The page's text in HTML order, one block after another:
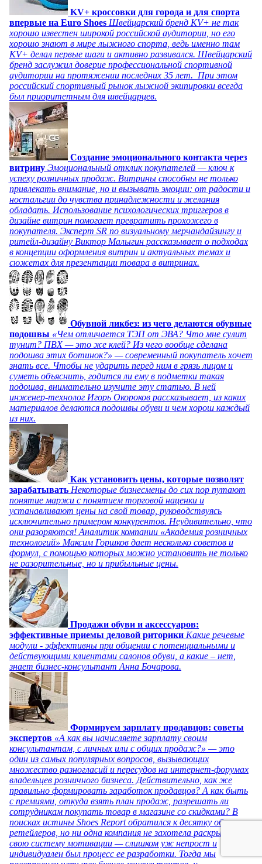
KV+ кроссовки для города и для спорта
впервые на Euro Shoes Швейцарский бренд KV+ не так
хорошо известен широкой российской аудитории, но его
хорошо знают в мире лыжного спорта, ведь именно там
KV+ делал первые шаги и активно развивался. Швейцарский
бренд заслужил доверие профессиональной спортивной
аудитории на протяжении последних 35 лет. При этом
российский спортивный рынок лыжной экипировки всегда
был приоритетным для швейцарцев.
Создание эмоционального контакта через
витрину Эмоциональный отклик покупателей — ключ к
успеху розничных продаж. Витрины способны не только
привлекать внимание, но и вызывать эмоции: от радости и
ностальгии до чувства принадлежности и желания
обладать. Использование психологических триггеров в
дизайне витрин помогает превратить прохожего в
покупателя. Эксперт SR по визуальному мерчандайзингу и
ритейл-дизайну Виктор Малыгин рассказывает о подходах
в концепции оформления витрин и актуальных темах и
сюжетах для презентации товара в витринах.
Обувной ликбез: из чего делаются обувные
подошвы «Чем отличается ТЭП от ЭВА? Что мне сулит
тунит? ПВХ — это же клей? Из чего вообще сделана
подошва этих ботинок?» — современный покупатель хочет
знать все. Чтобы не ударить перед ним в грязь лицом и
суметь объяснить, годится ли ему в подметки такая
подошва, внимательно изучите эту статью. В ней
инженер-технолог Игорь Окороков рассказывает, из каких
материалов делаются подошвы обуви и чем хорош каждый
из них.
Как установить цены, которые позволят
зарабатывать Некоторые бизнесмены до сих пор путают
понятие маржи с понятием торговой наценки и
устанавливают цены на свой товар, руководствуясь
исключительно примером конкурентов. Неудивительно, что
они разоряются! Аналитик компании «Академия розничных
технологий» Максим Горшков дает несколько советов и
формул, с помощью которых можно установить не только
не разорительные, но и прибыльные цены.
Продажи обуви и аксессуаров:
эффективные приемы деловой риторики Какие речевые
модули - эффективны при общении с потенциальными и
действующими клиентами салонов обуви, а какие – нет,
знает бизнес-консультант Анна Бочарова.
Формируем зарплату продавцов: советы
экспертов «А как вы начисляете зарплату своим
консультантам, с личных или с общих продаж?» — это
один из самых популярных вопросов, вызывающих
множество разногласий и пересудов на интернет-форумах
владельцев розничного бизнеса. Действительно, как же
правильно формировать заработок продавцов? А как быть
с премиями, откуда взять план продаж, разрешать ли
сотрудникам покупать товар в магазине со скидками? В
поисках истины Shoes Report обратился к десятку обувных
ретейлеров, но ни одна компания не захотела раскрывать
свою систему мотивации — слишком уж непрост и
индивидуален был процесс ее разработки. Тогда мы